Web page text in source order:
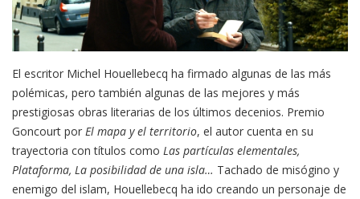
El escritor Michel Houellebecq ha firmado algunas de las más
polémicas, pero también algunas de las mejores y más
prestigiosas obras literarias de los últimos decenios. Premio
Goncourt por El mapa y el territorio, el autor cuenta en su
trayectoria con títulos como Las partículas elementales,
Plataforma, La posibilidad de una isla… Tachado de misógino y
enemigo del islam, Houellebecq ha ido creando un personaje de